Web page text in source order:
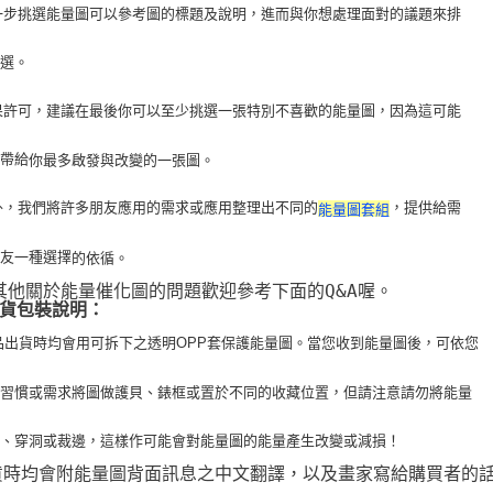
步挑選能量圖可以參考圖的標題及說明，進而與你想處理面對的議題來排
。
許可，建議在最後你可以至少挑選一張特別不喜歡的能量圖，因為這可能
給你最多啟發與改變的一張圖。
，我們將許多朋友應用的需求或應用整理出不同的
能量圖套組 ，提供給需
一種選擇的依循。
關於能量催化圖的問題歡迎參考下面的Q&A喔。
包裝說明：
貨時均會用可拆下之透明OPP套保護能量圖。當您收到能量圖後，可依您
慣或需求將圖做護貝、錶框或置於不同的收藏位置，但請注意請勿將能量
穿洞或裁邊，這樣作可能會對能量圖的能量產生改變或減損！
均會附能量圖背面訊息之中文翻譯，以及畫家寫給購買者的